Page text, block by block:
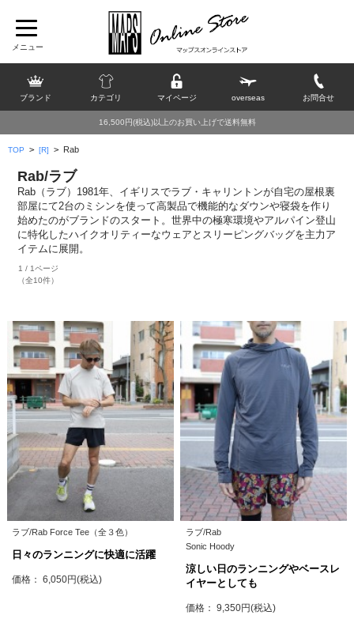
ブランド カテゴリ マイページ overseas お問合せ
16,500円(税込)以上のお買い上げで送料無料
TOP > [R] > Rab
Rab/ラブ
Rab（ラブ）1981年、イギリスでラブ・キャリントンが自宅の屋根裏
部屋にて2台のミシンを使って高製品で機能的なダウンや寝袋を作り
始めたのがブランドのスタート。世界中の極寒環境やアルパイン登山
に特化したハイクオリティーなウェアとスリーピングバッグを主力ア
イテムに展開。
1 / 1ページ
（全10件）
ラブ/Rab Force Tee（全３色）
日々のランニングに快適に活躍
価格： 6,050円(税込)
ラブ/Rab
Sonic Hoody
涼しい日のランニングやベースレ
イヤーとしても
価格： 9,350円(税込)